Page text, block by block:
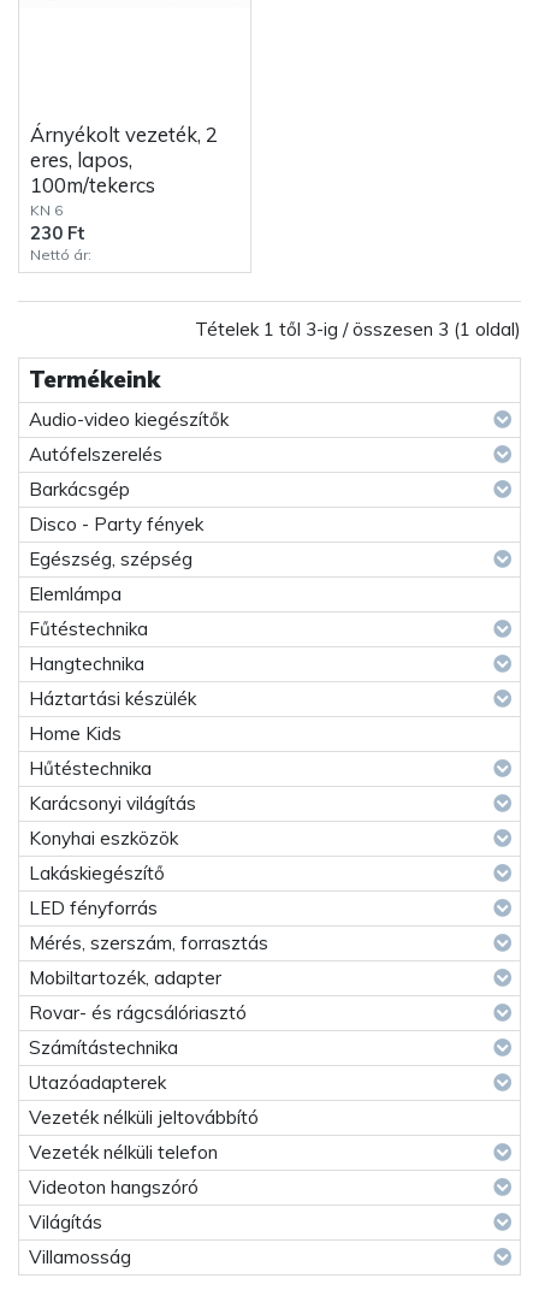
Termékeink
Audio-video kiegészítők
Autófelszerelés
Barkácsgép
Disco - Party fények
Egészség, szépség
Elemlámpa
Fűtéstechnika
Hangtechnika
Háztartási készülék
Home Kids
Hűtéstechnika
Karácsonyi világítás
Konyhai eszközök
Lakáskiegészítő
LED fényforrás
Mérés, szerszám, forrasztás
Mobiltartozék, adapter
Rovar- és rágcsálóriasztó
Számítástechnika
Utazóadapterek
Vezeték nélküli jeltovábbító
Vezeték nélküli telefon
Videoton hangszóró
Világítás
Villamosság
Árnyékolt vezeték, 2
eres, lapos,
100m/tekercs
KN 6
230 Ft
Nettó ár:
Tételek 1 től 3-ig / összesen 3 (1 oldal)